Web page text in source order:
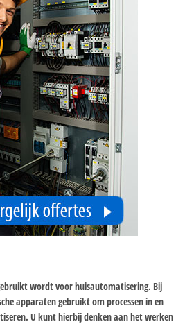
wordt voor huisautomatisering. Bij
apparaten gebruikt om processen in en
U kunt hierbij denken aan het werken